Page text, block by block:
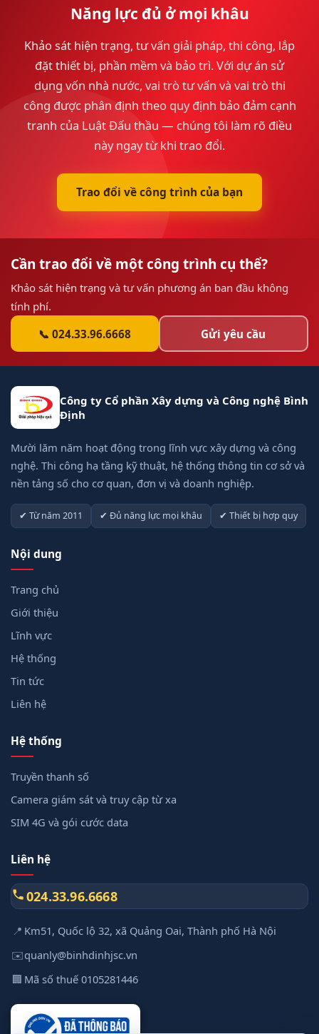
Năng lực đủ ở mọi khâu
Khảo sát hiện trạng, tư vấn giải pháp, thi công, lắp
đặt thiết bị, phần mềm và bảo trì. Với dự án sử
dụng vốn nhà nước, vai trò tư vấn và vai trò thi
công được phân định theo quy định bảo đảm cạnh
tranh của Luật Đấu thầu — chúng tôi làm rõ điều
này ngay từ khi trao đổi.
Trao đổi về công trình của bạn
Cần trao đổi về một công trình cụ thể?
Khảo sát hiện trạng và tư vấn phương án ban đầu không
tính phí.
📞 024.33.96.6668
Gửi yêu cầu
Công ty Cổ phần Xây dựng và Công nghệ Bình
Định
Mười lăm năm hoạt động trong lĩnh vực xây dựng và công
nghệ. Thi công hạ tầng kỹ thuật, hệ thống thông tin cơ sở và
nền tảng số cho cơ quan, đơn vị và doanh nghiệp.
✔ Từ năm 2011 ✔ Đủ năng lực mọi khâu ✔ Thiết bị hợp quy
Nội dung
Trang chủ
Giới thiệu
Lĩnh vực
Hệ thống
Tin tức
Liên hệ
Hệ thống
Truyền thanh số
Camera giám sát và truy cập từ xa
SIM 4G và gói cước data
Liên hệ
024.33.96.6668
📍 Km51, Quốc lộ 32, xã Quảng Oai, Thành phố Hà Nội
✉️quanly@binhdinhjsc.vn
🏢 Mã số thuế 0105281446